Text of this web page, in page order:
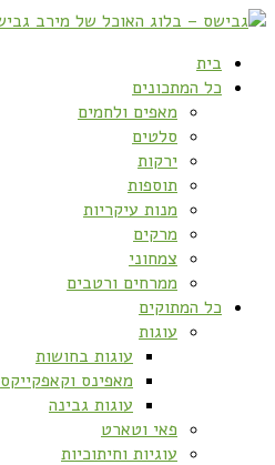
בית
כל המתכונים
מאפים ולחמים
סלטים
ירקות
תוספות
מנות עיקריות
מרקים
צמחוני
ממרחים ורטבים
כל המתוקים
עוגות
עוגות בחושות
מאפינס וקאפקייקס
עוגות גבינה
פאי וטארט
עוגיות וחיתוכיות